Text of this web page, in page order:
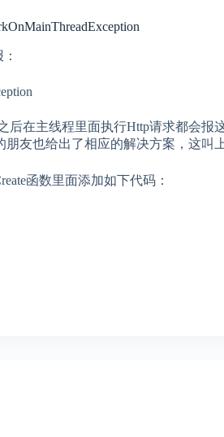
后在主线程里面执行Http请求都会报
友也给出了相应的解决方案，这叫
函数里面添加如下代码：